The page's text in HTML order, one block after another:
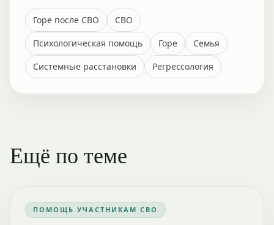
Горе после СВО
СВО
Психологическая помощь
Горе
Семья
Системные расстановки
Регрессология
Ещё по теме
ПОМОЩЬ УЧАСТНИКАМ СВО